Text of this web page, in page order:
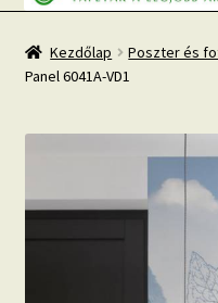
Népszerű tapéták
Tapétázási tanácsok
Kezdőlap Poszter és
Panel 6041A-VD1